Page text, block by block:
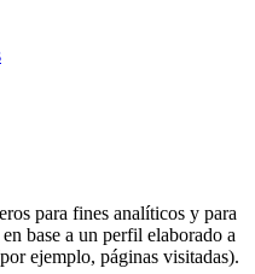
para fines analíticos y para
base a un perfil elaborado a
ejemplo, páginas visitadas).